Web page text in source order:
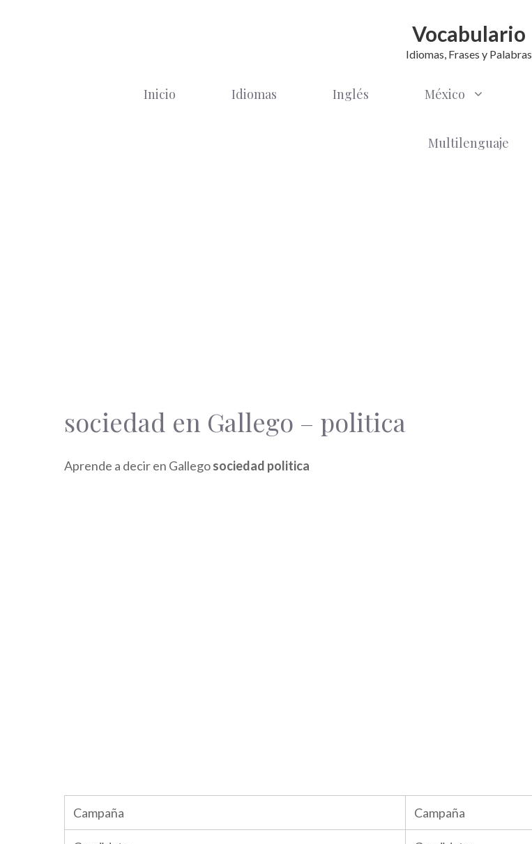
Vocabulario
Idiomas, Frases y Palabras
Inicio Idiomas Inglés México
Multilenguaje
sociedad en Gallego – politica
Aprende a decir en Gallegosociedad politica
Campaña Campaña